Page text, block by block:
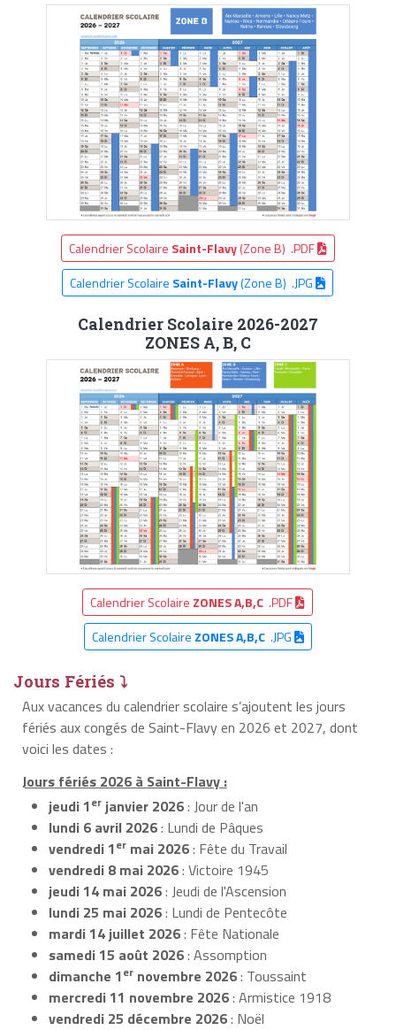
Calendrier Scolaire Saint-Flavy(Zone B) .PDF
Calendrier Scolaire Saint-Flavy(Zone B) .JPG
Calendrier Scolaire 2026-2027
ZONES A, B, C
Calendrier Scolaire ZONES A,B,C .PDF
Calendrier Scolaire ZONES A,B,C.JPG
Jours Fériés ⤵
Aux vacances du calendrier scolaire s’ajoutent les jours
fériés aux congés de Saint-Flavy en 2026 et 2027, dont
voici les dates :
Jours fériés 2026 à Saint-Flavy :
jeudi 1er janvier 2026: Jour de l'an
lundi 6 avril 2026: Lundi de Pâques
vendredi 1er mai 2026: Fête du Travail
vendredi 8 mai 2026: Victoire 1945
jeudi 14 mai 2026: Jeudi de l'Ascension
lundi 25 mai 2026: Lundi de Pentecôte
mardi 14 juillet 2026: Fête Nationale
samedi 15 août 2026: Assomption
dimanche 1er novembre 2026: Toussaint
mercredi 11 novembre 2026: Armistice 1918
vendredi 25 décembre 2026: Noël